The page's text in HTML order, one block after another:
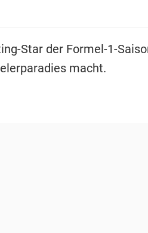
Star der Formel-1-
macht.